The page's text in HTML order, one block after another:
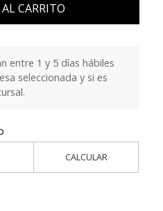
CARRITO
entre 1 y 5 días hábiles
seleccionada y si es
CALCULAR